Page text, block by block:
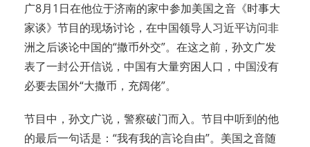
广8月1日在他位于济南的家中参加美国之音《时事大
家谈》节目的现场讨论，在中国领导人习近平访问非
洲之后谈论中国的“撒币外交”。在这之前，孙文广发
表了一封公开信说，中国有大量穷困人口，中国没有
必要去国外“大撒币，充阔佬”。
节目中，孙文广说，警察破门而入。节目中听到的他
的最后一句话是：“我有我的言论自由”。美国之音随